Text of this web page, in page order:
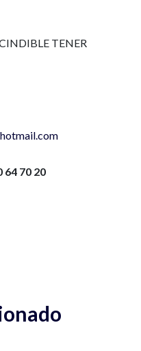
TENER
64 70 20